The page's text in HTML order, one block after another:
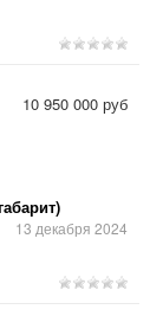
13 декабря 2024
10 950 000 руб